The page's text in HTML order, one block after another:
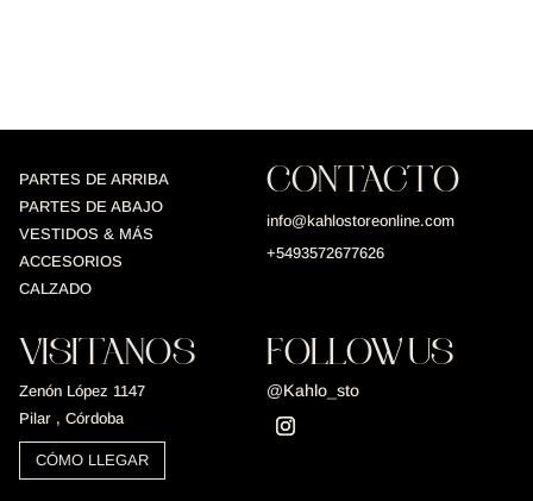
PARTES DE ARRIBA
PARTES DE ABAJO
VESTIDOS & MÁS
ACCESORIOS
CALZADO
CONTACTO
info@kahlostoreonline.com
+5493572677626
VISITANOS
Zenón López 1147
Pilar , Córdoba
CÓMO LLEGAR
FOLLOW US
@Kahlo_sto